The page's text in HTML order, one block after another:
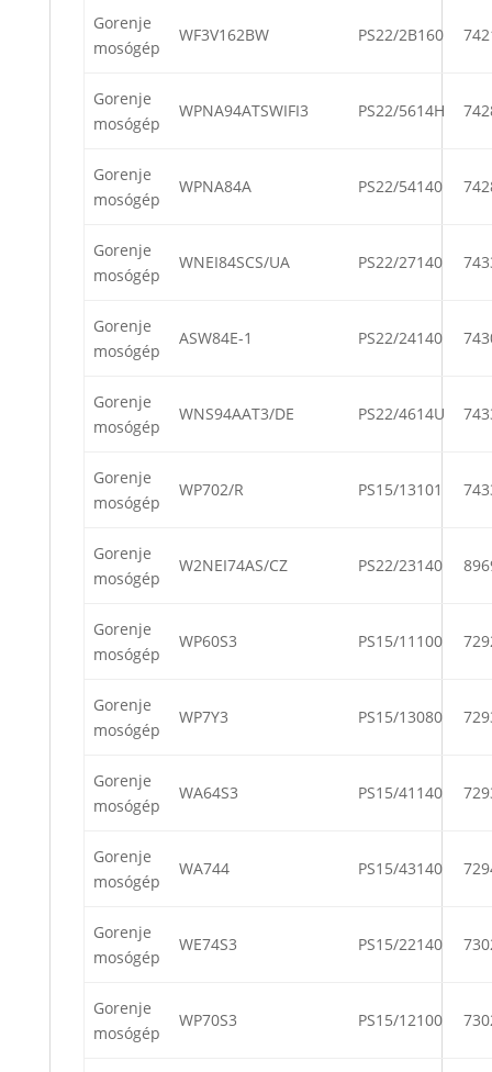
Gorenje
mosógép
WF3V162BW PS22/2B160
Gorenje
mosógép
WPNA94ATSWIFI3 PS22/5614H
Gorenje
mosógép
WPNA84A PS22/54140
Gorenje
mosógép
WNEI84SCS/UA PS22/27140
Gorenje
mosógép
ASW84E-1 PS22/24140
Gorenje
mosógép
WNS94AAT3/DE PS22/4614U
Gorenje
mosógép
WP702/R PS15/13101
Gorenje
mosógép
W2NEI74AS/CZ PS22/23140
Gorenje
mosógép
WP60S3 PS15/11100
Gorenje
mosógép
WP7Y3 PS15/13080
Gorenje
mosógép
WA64S3 PS15/41140
Gorenje
mosógép
WA744 PS15/43140
Gorenje
mosógép
WE74S3 PS15/22140
Gorenje
mosógép
WP70S3 PS15/12100